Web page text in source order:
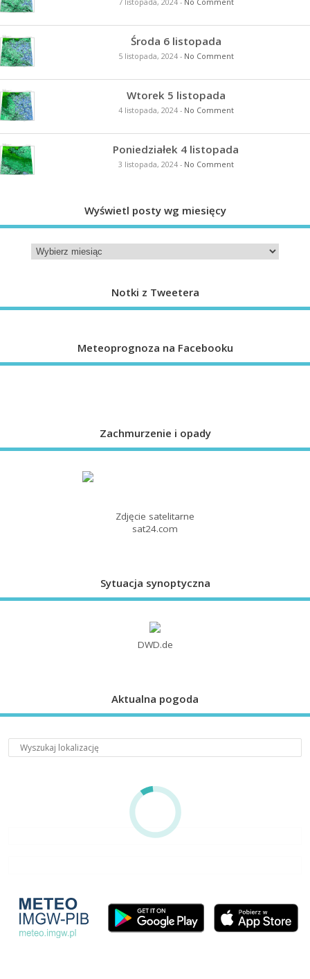
7 listopada, 2024- No Comment
Środa 6 listopada
5 listopada, 2024- No Comment
Wtorek 5 listopada
4 listopada, 2024- No Comment
Poniedziałek 4 listopada
3 listopada, 2024- No Comment
Wyświetl posty wg miesięcy
Notki z Tweetera
Meteoprognoza na Facebooku
Zachmurzenie i opady
Zdjęcie satelitarne
sat24.com
Sytuacja synoptyczna
DWD.de
Aktualna pogoda